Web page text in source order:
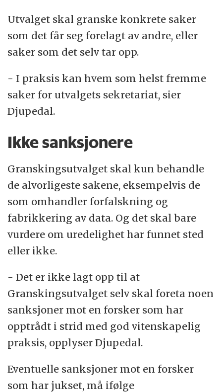
Utvalget skal granske konkrete saker
som det får seg forelagt av andre, eller
saker som det selv tar opp.
- I praksis kan hvem som helst fremme
saker for utvalgets sekretariat, sier
Djupedal.
Ikke sanksjonere
Granskingsutvalget skal kun behandle
de alvorligeste sakene, eksempelvis de
som omhandler forfalskning og
fabrikkering av data. Og det skal bare
vurdere om uredelighet har funnet sted
eller ikke.
- Det er ikke lagt opp til at
Granskingsutvalget selv skal foreta noen
sanksjoner mot en forsker som har
opptrådt i strid med god vitenskapelig
praksis, opplyser Djupedal.
Eventuelle sanksjoner mot en forsker
som har jukset, må ifølge